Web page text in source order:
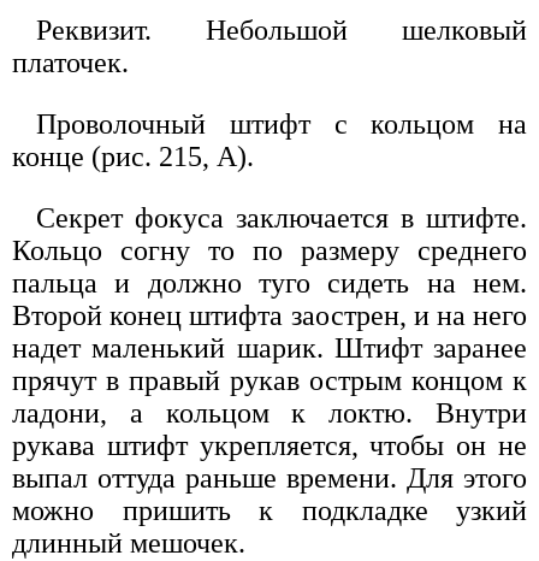
Реквизит. Небольшой шелковый
платочек.
Проволочный штифт с кольцом на
конце (рис. 215, А).
Секрет фокуса заключается в штифте.
Кольцо согну то по размеру среднего
пальца и должно туго сидеть на нем.
Второй конец штифта заострен, и на него
надет маленький шарик. Штифт заранее
прячут в правый рукав острым концом к
ладони, а кольцом к локтю. Внутри
рукава штифт укрепляется, чтобы он не
выпал оттуда раньше времени. Для этого
можно пришить к подкладке узкий
длинный мешочек.